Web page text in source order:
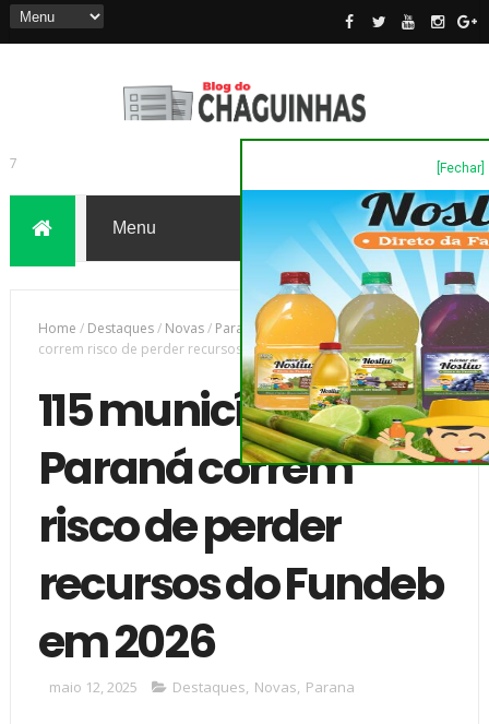
[Fechar]
7
Home / Destaques/ Novas/ Parana /115 municípios do Paraná
correm risco de perder recursos do Fundeb em 2026
115 municípios do
Paraná correm
risco de perder
recursos do Fundeb
em 2026
maio 12, 2025 Destaques, Novas, Parana